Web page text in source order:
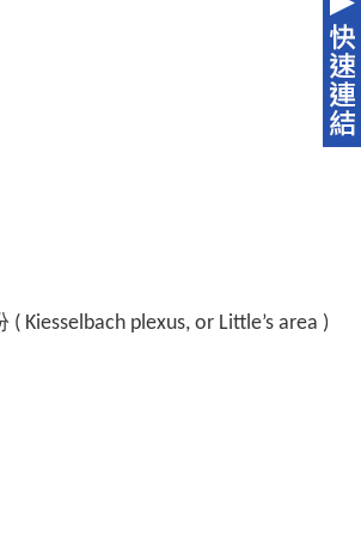
plexus, or Little’s area )